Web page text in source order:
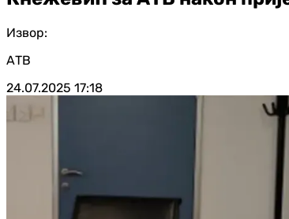
Извор:
АТВ
24.07.2025 17:18